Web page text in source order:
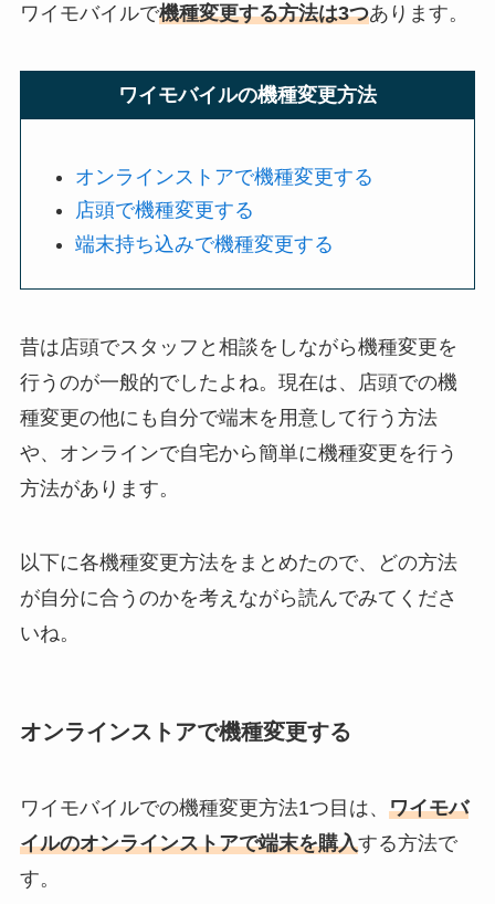
ワイモバイルで機種変更する方法は3つあります。
ワイモバイルの機種変更方法
オンラインストアで機種変更する
店頭で機種変更する
端末持ち込みで機種変更する
昔は店頭でスタッフと相談をしながら機種変更を
行うのが一般的でしたよね。現在は、店頭での機
種変更の他にも自分で端末を用意して行う方法
や、オンラインで自宅から簡単に機種変更を行う
方法があります。
以下に各機種変更方法をまとめたので、どの方法
が自分に合うのかを考えながら読んでみてくださ
いね。
オンラインストアで機種変更する
ワイモバイルでの機種変更方法1つ目は、 ワイモバ
イルのオンラインストアで端末を購入する方法で
す。